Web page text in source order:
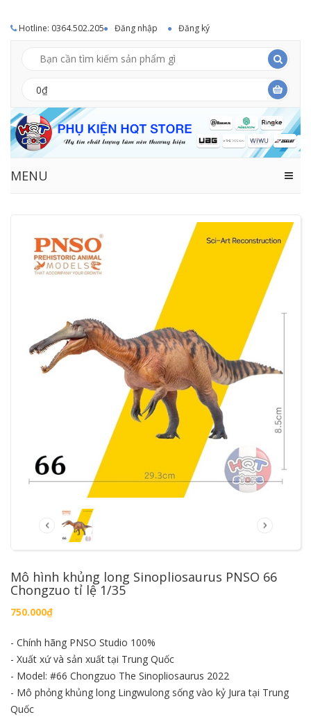
Hotline: 0364.502.205 Đăng nhập Đăng ký
0₫
MENU
Mô hình khủng long Sinopliosaurus PNSO 66
Chongzuo tỉ lệ 1/35
750.000₫
- Chính hãng PNSO Studio 100%
- Xuất xứ và sản xuất tại Trung Quốc
- Model: #66 Chongzuo The Sinopliosaurus 2022
- Mô phỏng khủng long Lingwulong sống vào kỷ Jura tại Trung
Quốc